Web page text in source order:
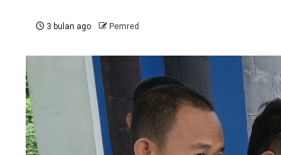
3 bulan ago Pemred